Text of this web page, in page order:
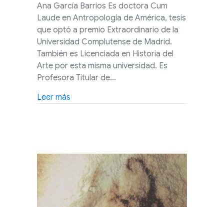
Ana García Barrios Es doctora Cum
Laude en Antropología de América, tesis
que optó a premio Extraordinario de la
Universidad Complutense de Madrid.
También es Licenciada en Historia del
Arte por esta misma universidad. Es
Profesora Titular de…
Leer más